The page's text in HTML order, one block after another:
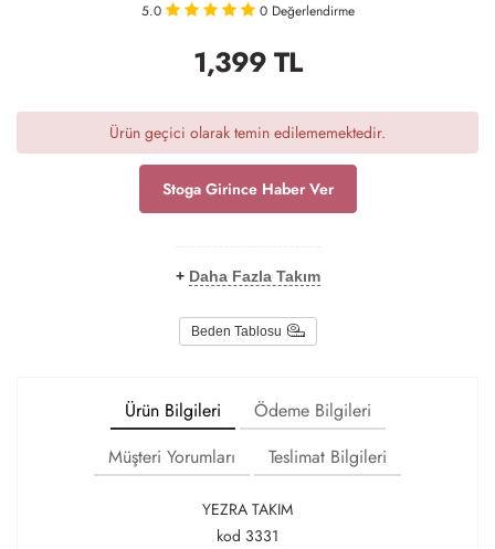
5.0 0 Değerlendirme
1,399TL
Ürün geçici olarak temin edilememektedir.
Stoga Girince Haber Ver
+ Daha Fazla Takım
Beden Tablosu
Ürün Bilgileri
Ödeme Bilgileri
Müşteri Yorumları
Teslimat Bilgileri
YEZRA TAKIM
kod 3331